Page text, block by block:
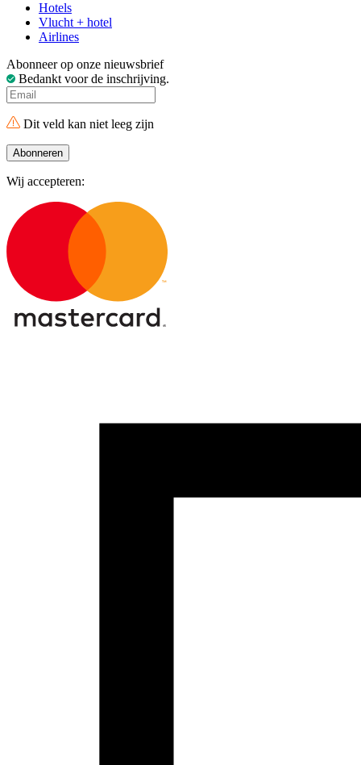
Hotels
Vlucht + hotel
Airlines
Abonneer op onze nieuwsbrief
Bedankt voor de inschrijving.
Dit veld kan niet leeg zijn
Abonneren
Wij accepteren: